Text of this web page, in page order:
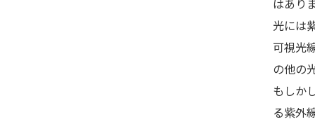
光には
可視光
の他の
もしか
る紫外